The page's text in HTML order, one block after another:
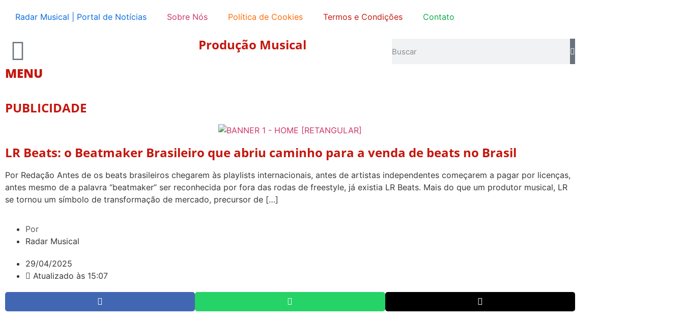
Radar Musical | Portal de Notícias Sobre Nós Política de Cookies Termos e Condições Contato
MENU
Produção Musical
PUBLICIDADE
LR Beats: o Beatmaker Brasileiro que abriu caminho para a venda de beats no Brasil
Por Redação Antes de os beats brasileiros chegarem às playlists internacionais, antes de artistas independentes começarem a pagar por licenças,
antes mesmo de a palavra “beatmaker” ser reconhecida por fora das rodas de freestyle, já existia LR Beats. Mais do que um produtor musical, LR
se tornou um símbolo de transformação de mercado, precursor de […]
Por
Radar Musical
29/04/2025
Atualizado às 15:07